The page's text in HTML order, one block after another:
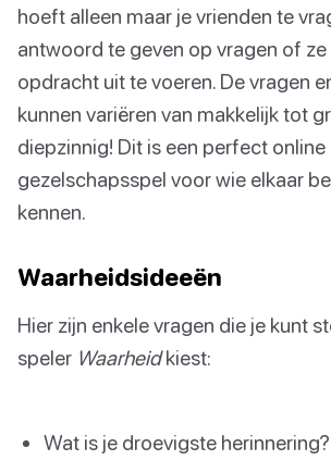
hoeft alleen maar je vrienden te
antwoord te geven op vragen of ze
opdracht uit te voeren. De vragen
kunnen variëren van makkelijk tot
diepzinnig! Dit is een perfect online
gezelschapsspel voor wie elkaar
kennen.
Waarheidsideeën
Hier zijn enkele vragen die je kunt
speler Waarheidkiest:
Wat is je droevigste herinnering?